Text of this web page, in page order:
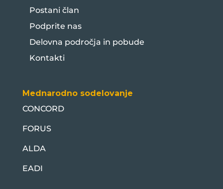
Postani član
Podprite nas
Delovna področja in pobude
Kontakti
Mednarodno sodelovanje
CONCORD
FORUS
ALDA
EADI